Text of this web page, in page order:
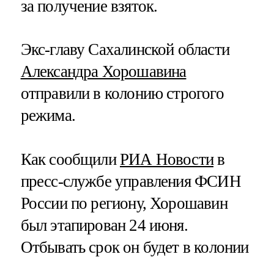
за получение взяток.
Экс-главу Сахалинской области
Александра Хорошавина
отправили в колонию строгого
режима.
Как сообщилиРИА Новостив
пресс-службе управления ФСИН
России по региону, Хорошавин
был этапирован 24 июня.
Отбывать срок он будет в колонии